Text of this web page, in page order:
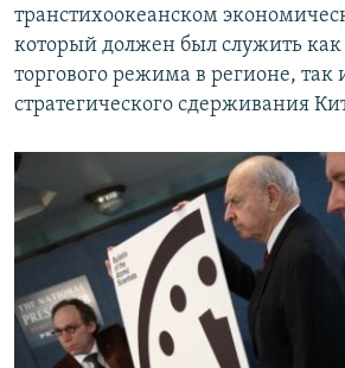
транстихоокеанском
который должен был служить
торгового режима в регионе, так
стратегического сдерживания